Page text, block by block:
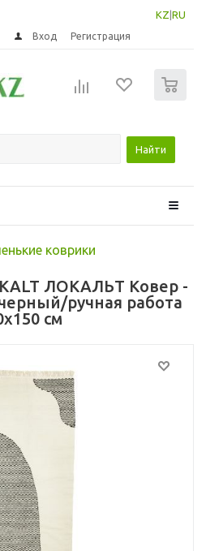
KZ RU
Вход Регистрация
Найти
коврики
ЛОКАЛЬТ Ковер -
ручная работа
см